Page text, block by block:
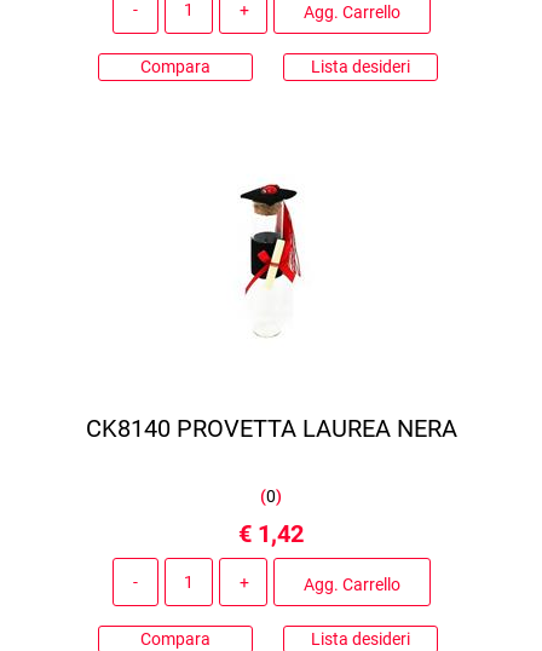
Agg. Carrello
Compara Lista desideri
CK8140 PROVETTA LAUREA NERA
(0)
€ 1,42
Agg. Carrello
Compara Lista desideri